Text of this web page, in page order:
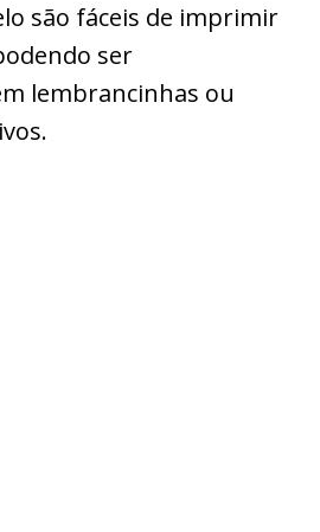
são fáceis de imprimir
ser
lembrancinhas ou